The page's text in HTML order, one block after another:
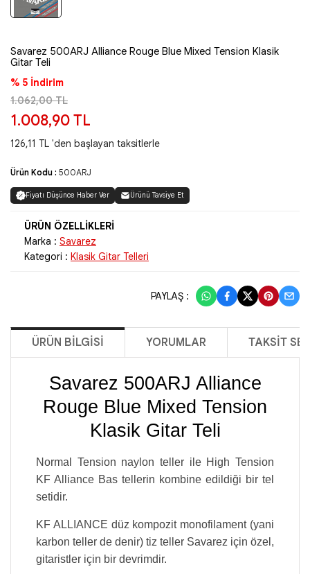
Savarez 500ARJ Alliance Rouge Blue Mixed Tension Klasik
Gitar Teli
% 5 İndirim
1.062,00 TL
1.008,90 TL
126,11 TL 'den başlayan taksitlerle
Ürün Kodu : 500ARJ
Fiyatı Düşünce Haber Ver Ürünü Tavsiye Et
Marka : Savarez
Kategori : Klasik Gitar Telleri
PAYLAŞ :
ÜRÜN BILGISI YORUMLAR TAKSIT
Savarez 500ARJ Alliance
Rouge Blue Mixed Tension
Klasik Gitar Teli
Normal Tension naylon teller ile High Tension
KF Alliance Bas tellerin kombine edildiği bir tel
setidir.
KF ALLIANCE düz kompozit monofilament (yani
karbon teller de denir) tiz teller Savarez için özel,
gitaristler için bir devrimdir.